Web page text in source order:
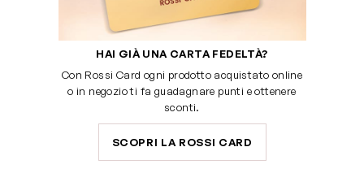
HAI GIÀ UNA CARTA FEDELTÀ?
Con Rossi Card ogni prodotto acquistato online
o in negozio ti fa guadagnare punti e ottenere
sconti.
SCOPRI LA ROSSI CARD